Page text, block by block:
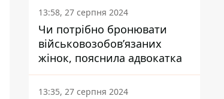
13:58, 27 серпня 2024
Чи потрібно бронювати
військовозобов’язаних
жінок, пояснила адвокатка
13:35, 27 серпня 2024